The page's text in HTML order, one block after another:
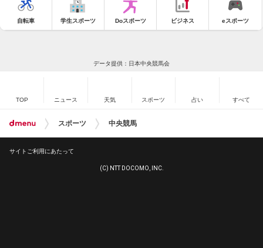
自転車 学生スポーツ Doスポーツ ビジネス eスポーツ
データ提供：日本中央競馬会
TOP ニュース 天気 スポーツ 占い すべて
スポーツ 中央競馬
サイトご利用にあたって
(C) NTT DOCOMO, INC.